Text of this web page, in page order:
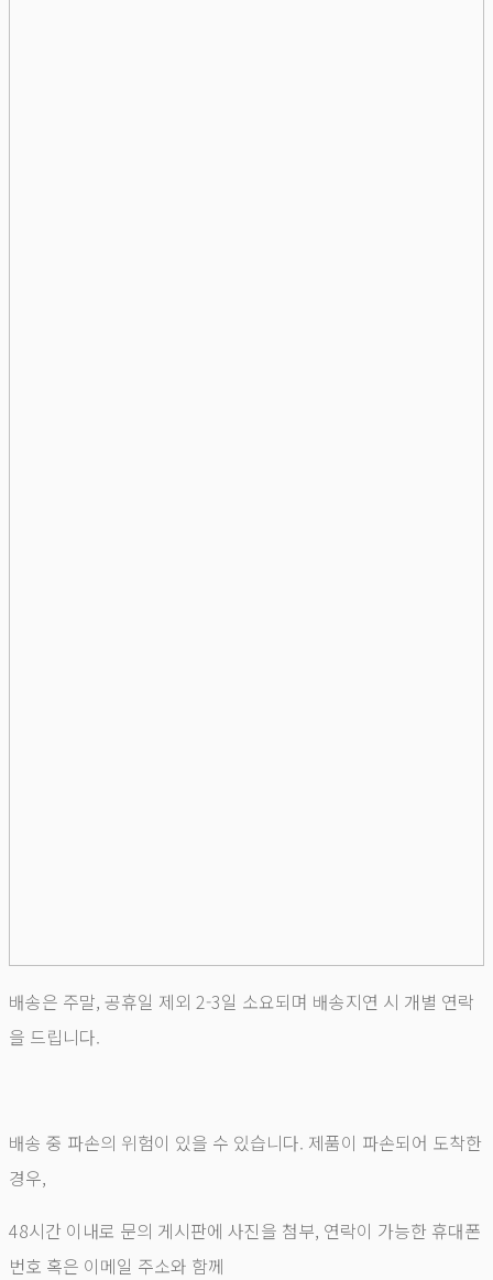
배송은 주말, 공휴일 제외 2-3일 소요되며 배송지연 시 개별 연락
을 드립니다.
배송 중 파손의 위험이 있을 수 있습니다. 제품이 파손되어 도착한
경우,
48시간 이내로 문의 게시판에 사진을 첨부, 연락이 가능한 휴대폰
번호 혹은 이메일 주소와 함께